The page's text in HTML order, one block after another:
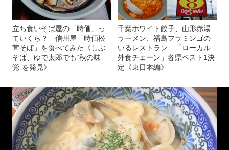
立ち食いそば屋の「時価」っ
ていくら？ 信州屋「時価松
茸そば」を食べてみた《しぶ
そば、ゆで太郎でも“秋の味
覚”を発見》
千葉ホワイト餃子、山形赤湯
ラーメン、福島フラミンゴの
いるレストラン…「ローカル
外食チェーン」各県ベスト1決
定《東日本編》